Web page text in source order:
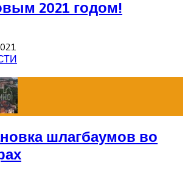
2021 годом!
шлагбаумов во